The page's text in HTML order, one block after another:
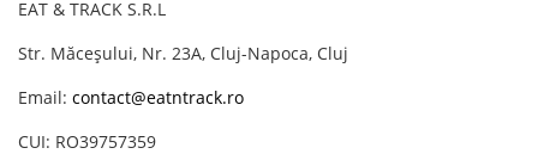
EAT & TRACK S.R.L
Str. Măceșului, Nr. 23A, Cluj-Napoca, Cluj
Email: contact@eatntrack.ro
CUI: RO39757359